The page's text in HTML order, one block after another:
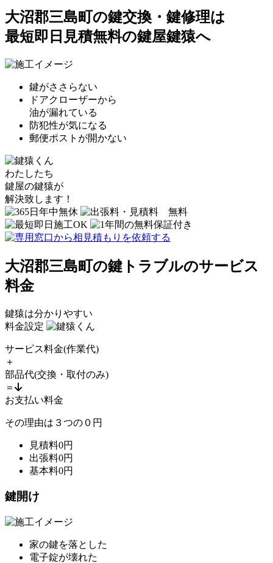
大沼郡三島町の鍵交換・鍵修理は
最短即日見積無料の鍵屋鍵猿へ
鍵がささらない
ドアクローザーから
油が漏れている
防犯性が気になる
郵便ポストが開かない
わたしたち
鍵屋の鍵猿が
解決致します！
大沼郡三島町の鍵トラブルのサービス
料金
鍵猿は分かりやすい
料金設定
サービス料金(作業代)
＋
部品代(交換・取付のみ)
＝
お支払い料金
その理由は ３つの０ 円
見積料0円
出張料0円
基本料0円
鍵開け
家の鍵を落とした
電子錠が壊れた